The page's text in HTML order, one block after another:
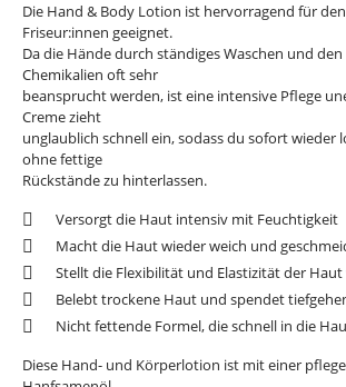
Die Hand & Body Lotion ist hervorragend für
Friseur:innen geeignet.
Da die Hände durch ständiges Waschen und
Chemikalien oft sehr
beansprucht werden, ist eine intensive Pflege
Creme zieht
unglaublich schnell ein, sodass du sofort wieder
ohne fettige
Rückstände zu hinterlassen.
Versorgt die Haut intensiv mit Feuchtigkeit
Macht die Haut wieder weich und
Stellt die Flexibilität und Elastizität der
Belebt trockene Haut und spendet
Nicht fettende Formel, die schnell in die
Diese Hand- und Körperlotion ist mit einer